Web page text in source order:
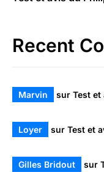
Recent
Marvin sur Test et
Loyer sur Test et
Gilles Bridout sur